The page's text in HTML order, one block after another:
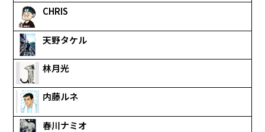
CHRIS
天野タケル
林月光
内藤ルネ
春川ナミオ